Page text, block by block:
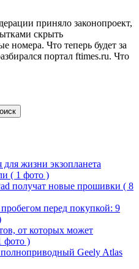
приняло законопроект,
скрыть
номера. Что теперь будет за
портал ftimes.ru. Что
жизни экзопланета
( 1 фото )
получат новые прошивки ( 8
перед покупкой: 9
от которых может
фото )
Geely Atlas